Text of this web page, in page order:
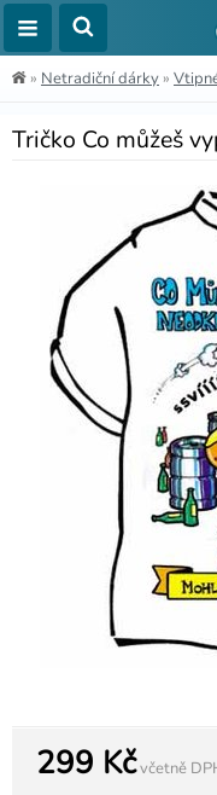
» Netradiční dárky »
Tričko Co můžeš
299 Kčvčetně